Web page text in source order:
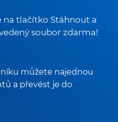
na tlačítko Stáhnout a
soubor zdarma!
můžete najednou
a převést je do